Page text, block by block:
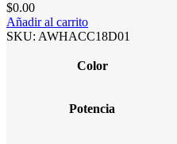
$0.00
Añadir al carrito
SKU: AWHACC18D01
Color
Potencia